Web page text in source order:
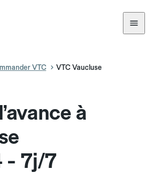
VTC VTC Vaucluse
à
- 7j/7